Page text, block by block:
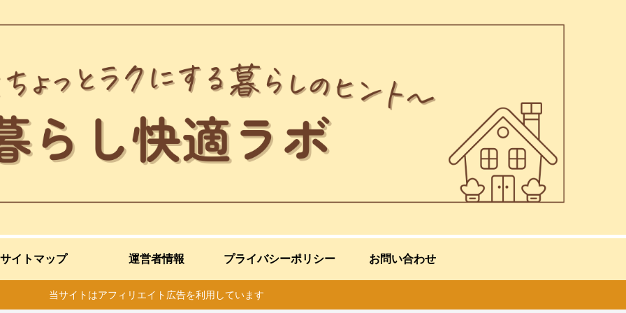
サイトマップ 運営者情報 プライバシーポリシー お問い合わせ
当サイトはアフィリエイト広告を利用しています